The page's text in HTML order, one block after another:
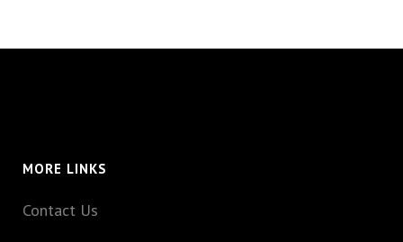
MORE LINKS
Contact Us